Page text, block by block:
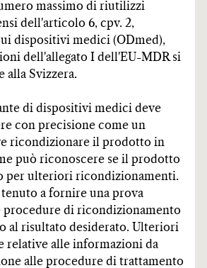
massimo di riutilizzi
dell'articolo 6, cpv. 2,
dispositivi medici (ODmed),
dell'allegato I dell'EU-MDR si
alla Svizzera.
di dispositivi medici deve
con precisione come un
ricondizionare il prodotto in
può riconoscere se il prodotto
per ulteriori ricondizionamenti.
a fornire una prova
procedure di ricondizionamento
al risultato desiderato. Ulteriori
relative alle informazioni da
alle procedure di trattamento